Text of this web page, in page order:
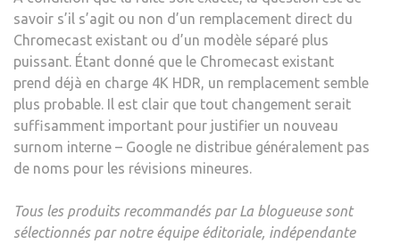
savoir s’il s’agit ou non d’un remplacement direct du
Chromecast existant ou d’un modèle séparé plus
puissant. Étant donné que le Chromecast existant
prend déjà en charge 4K HDR, un remplacement semble
plus probable. Il est clair que tout changement serait
suffisamment important pour justifier un nouveau
surnom interne – Google ne distribue généralement pas
de noms pour les révisions mineures.
Tous les produits recommandés par La blogueuse sont
sélectionnés par notre équipe éditoriale, indépendante